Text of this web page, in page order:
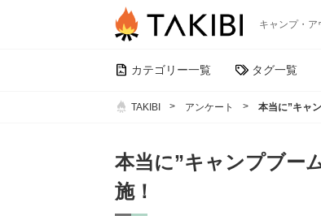
キャンプ・ア
カテゴリー一覧 タグ一覧
TAKIBI アンケート 本当に”キャ
本当に”キャンプブー
施！